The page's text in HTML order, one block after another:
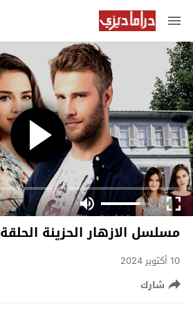
مسلسل الازهار الحزينة الحلقة 60
10 أكتوبر 2024
شارك